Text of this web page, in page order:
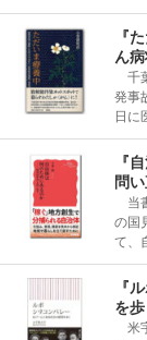
『
ん
千
発事
日に
『
問
当
の国
て、
『
を
米